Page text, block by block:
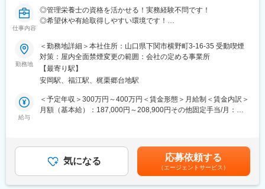
りますので、臨機応変な対応力、人事としてのスキルと応用力が
身につけることができます。
松涛会グループでは、下関地域の急性期病院の時代のニーズ、地
域のニーズに合わせて、下関市内に安岡地区・山の田地区・綾羅
木地区・彦島地区に、病院や診療所をコアにした医療・福祉サー
ビスを10施設31事業所を運営しております。各施設・事業所がお
変更の範囲：会社の定める業務
仕事内容
◎管理栄養士の資格を活かせる！実務経験不問です！
◎希望休や有給取得しやすい環境です！
■業務内容：
【病棟での栄養管理】
・栄養評価（採血データ・身体計測・食事摂取量の確認）
・栄養ケア計画（栄養管理計画書）の作成
・個別栄養管理（エネルギー量、たんぱく質、塩分、嚥下状態な
どの調整）
・医師・看護師・薬剤師とのカンファレンス参加
・退院前の栄養指導
・外来栄養指導（生活改善のサポート）
勤務地
＜勤務地詳細＞本社住所：山口県下関市横野町3-16-35 受動喫煙
対策：屋内全面禁煙変更の範囲：会社の定める事業所
【最寄り駅】
安岡駅、福江駅、梶栗郷台地駅
給与
＜予定年収＞300万円～400万円＜賃金形態＞月給制＜賃金内訳＞
月額（基本給）：187,000円～208,900円その他固定手当/月：
績）■賞与：年2回（計4ヶ月分※過去実績）■上記「その他固定手
当/月」内訳：職務手当11,220円～12,534円+資格手当10,000円～
10,000円+処遇改善手当6,000円～6,000円賃金はあくまでも目安
の金額であり、選考を通じて上下する可能性があります。月給(月
気になる 応募依頼する
（エージェントサービス）